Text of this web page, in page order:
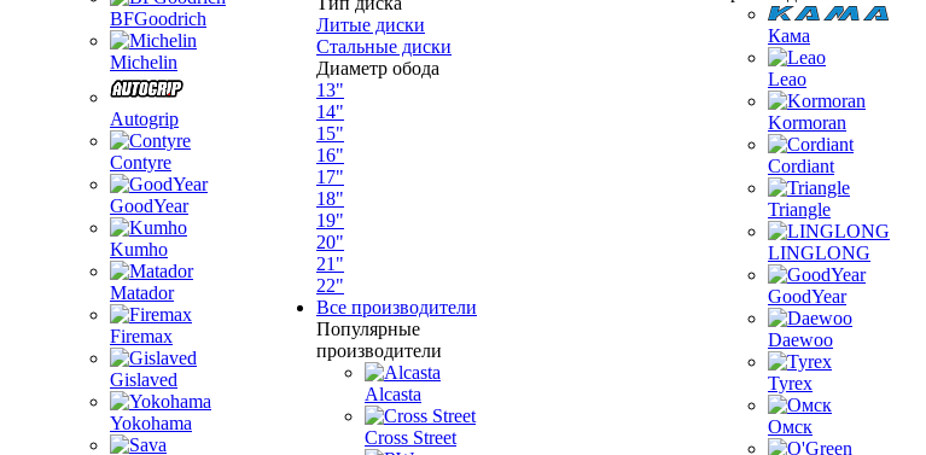
BFGoodrich
Michelin
Autogrip
Contyre
GoodYear
Kumho
Matador
Firemax
Gislaved
Yokohama
Литые диски
Стальные диски
Диаметр обода
13"
14"
15"
16"
17"
18"
19"
20"
21"
22"
Все производители
Популярные
производители
Alcasta
Cross Street
Кама
Leao
Kormoran
Cordiant
Triangle
LINGLONG
GoodYear
Daewoo
Tyrex
Омск